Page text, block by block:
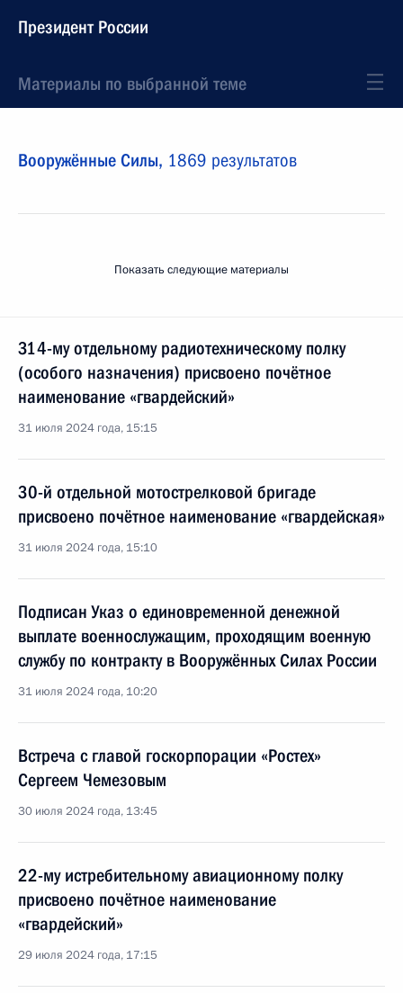
Президент России
Материалы по выбранной теме
Вооружённые Силы, 1869 результатов
Показать следующие материалы
314-му отдельному радиотехническому полку
(особого назначения) присвоено почётное
наименование «гвардейский»
31 июля 2024 года, 15:15
30-й отдельной мотострелковой бригаде
присвоено почётное наименование «гвардейская»
31 июля 2024 года, 15:10
Подписан Указ о единовременной денежной
выплате военнослужащим, проходящим военную
службу по контракту в Вооружённых Силах России
31 июля 2024 года, 10:20
Встреча с главой госкорпорации «Ростех»
Сергеем Чемезовым
30 июля 2024 года, 13:45
22-му истребительному авиационному полку
присвоено почётное наименование
«гвардейский»
29 июля 2024 года, 17:15